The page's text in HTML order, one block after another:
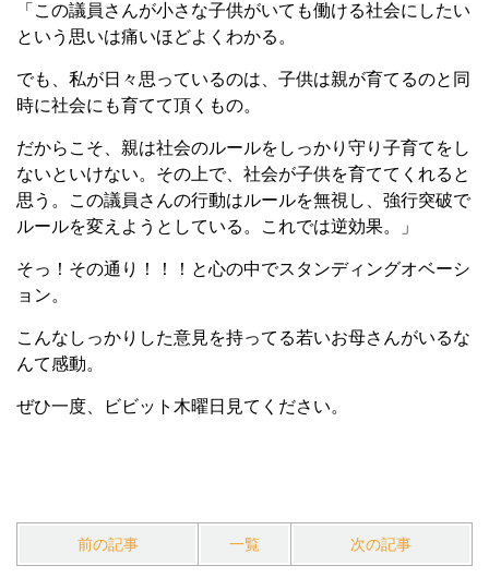
「この議員さんが小さな子供がいても働ける社会にしたい
という思いは痛いほどよくわかる。
でも、私が日々思っているのは、子供は親が育てるのと同
時に社会にも育てて頂くもの。
だからこそ、親は社会のルールをしっかり守り子育てをし
ないといけない。その上で、社会が子供を育ててくれると
思う。この議員さんの行動はルールを無視し、強行突破で
ルールを変えようとしている。これでは逆効果。」
そっ！その通り！！！と心の中でスタンディングオベーシ
ョン。
こんなしっかりした意見を持ってる若いお母さんがいるな
んて感動。
ぜひ一度、ビビット木曜日見てください。
前の記事 一覧 次の記事